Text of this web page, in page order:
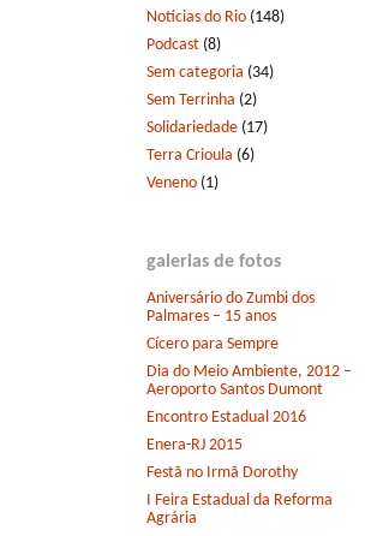
Notícias do Rio (148)
Podcast (8)
Sem categoria (34)
Sem Terrinha (2)
Solidariedade (17)
Terra Crioula (6)
Veneno (1)
galerias de fotos
Aniversário do Zumbi dos
Palmares – 15 anos
Cícero para Sempre
Dia do Meio Ambiente, 2012 –
Aeroporto Santos Dumont
Encontro Estadual 2016
Enera-RJ 2015
Festã no Irmã Dorothy
I Feira Estadual da Reforma
Agrária